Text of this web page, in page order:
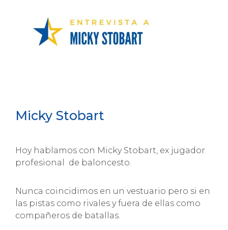
Micky Stobart
Hoy hablamos con Micky Stobart, ex jugador
profesional de baloncesto.
Nunca coincidimos en un vestuario pero si en
las pistas como rivales y fuera de ellas como
compañeros de batallas.